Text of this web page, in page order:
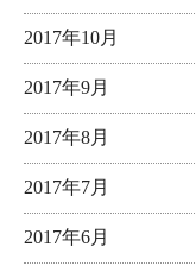
2017年10月
2017年9月
2017年8月
2017年7月
2017年6月